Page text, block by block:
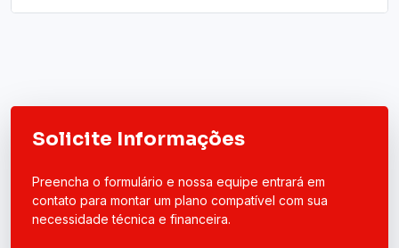
Solicite Informações
Preencha o formulário e nossa equipe entrará em
contato para montar um plano compatível com sua
necessidade técnica e financeira.